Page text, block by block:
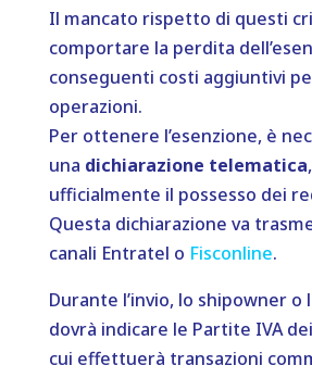
Il mancato rispetto di questi
comportare la perdita
conseguenti costi aggiuntivi
operazioni.
Per ottenere l’esenzione, è
una dichiarazione telematica
ufficialmente il possesso dei
Questa dichiarazione va
canali Entratel o Fisconline.
Durante l’invio, lo shipowner o
dovrà indicare le Partite IVA
cui effettuerà transazioni